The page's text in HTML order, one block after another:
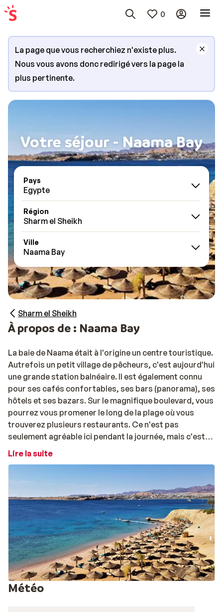
0
La page que vous recherchiez n'existe plus.
Nous vous avons donc redirigé vers la page la
plus pertinente.
Votre séjour - Naama Bay
Pays
Egypte
Région
Sharm el Sheikh
Ville
Naama Bay
Sharm el Sheikh
À propos de : Naama Bay
La baie de Naama était à l'origine un centre touristique.
Autrefois un petit village de pêcheurs, c'est aujourd'hui
une grande station balnéaire. Il est également connu
pour ses cafés confortables, ses bars (panorama), ses
hôtels et ses bazars. Sur le magnifique boulevard, vous
pourrez vous promener le long de la plage où vous
trouverez plusieurs restaurants. Ce n'est pas
seulement agréable ici pendant la journée, mais c'est
aussi très confortable le soir. Naama Bay est la plus
regorge de poissons et de coraux colorés !
Lire la suite
Météo